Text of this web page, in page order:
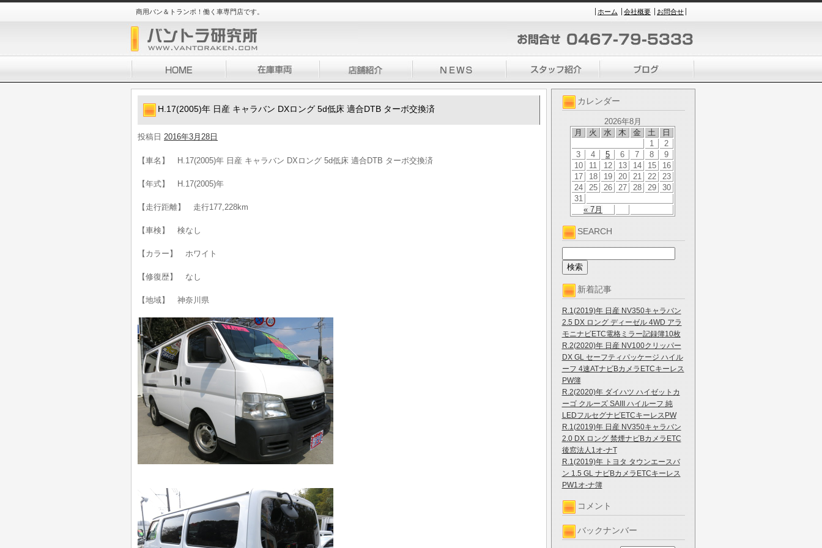
商用バン＆トランポ！働く車専門店です。 ホーム 会社概要 お問合せ
カレンダー
2026年8月
月
火 水 木 金 土 日
« 7月
1
2
3
4 5 6 7 8
9
10
11 12 13 14 15
16
17
18 19 20 21 22
23
24
25 26 27 28 29
30
31
SEARCH
新着記事
R.1(2019)年 日産 NV350キャラバン
2.5 DX ロング ディーゼル 4WD アラ
モニナビETC電格ミラー記録簿10枚
R.2(2020)年 日産 NV100クリッパー
DX GL セーフティパッケージ ハイル
ーフ 4速ATナビBカメラETCキーレス
PW簿
R.2(2020)年 ダイハツ ハイゼットカ
ーゴ クルーズ SAIII ハイルーフ 純
LEDフルセグナビETCキーレスPW
R.1(2019)年 日産 NV350キャラバン
2.0 DX ロング 禁煙ナビBカメラETC
後窓法人1オ-ナT
R.1(2019)年 トヨタ タウンエースバ
ン 1.5 GL ナビBカメラETCキーレス
PW1オ-ナ簿
コメント
バックナンバー
H.17(2005)年 日産 キャラバン DXロング 5d低床 適合DTB ターボ交換済
投稿日 2016年3月28日
【車名】 H.17(2005)年 日産 キャラバン DXロング 5d低床 適合DTB ターボ交換済
【年式】 H.17(2005)年
【走行距離】 走行177,228km
【車検】 検なし
【カラー】 ホワイト
【修復歴】 なし
【地域】 神奈川県